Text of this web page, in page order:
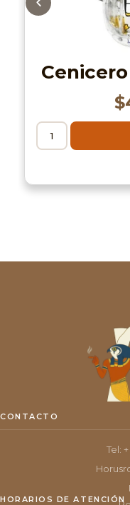
$
CONTACTO
Tel:
HORARIOS DE ATENCIÓN